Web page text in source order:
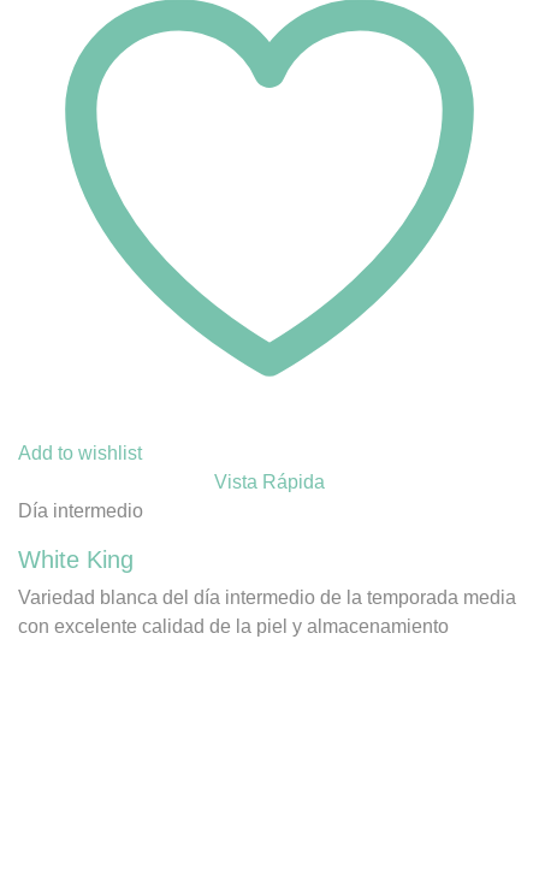
Add to wishlist
Vista Rápida
Día intermedio
White King
Variedad blanca del día intermedio de la temporada media
con excelente calidad de la piel y almacenamiento